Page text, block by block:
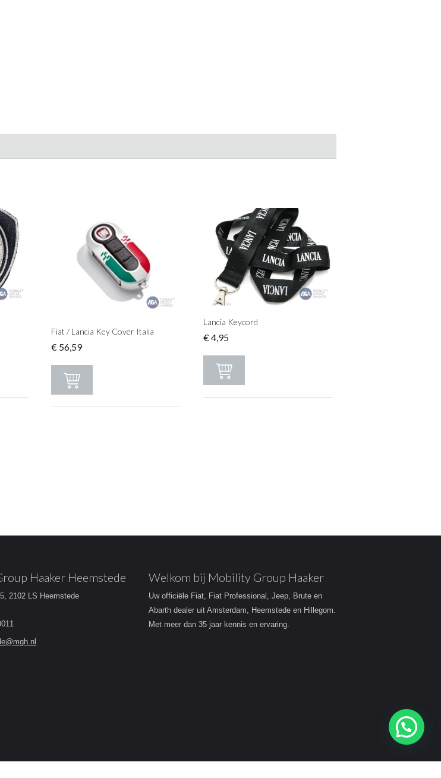
Fiat / Lancia Key Cover Italia
€56,59
Lancia Keycord
€4,95
Haaker Heemstede
2102 LS Heemstede
Welkom bij Mobility Group Haaker
Uw officiële Fiat, Fiat Professional, Jeep, Brute en
Abarth dealer uit Amsterdam, Heemstede en Hillegom.
Met meer dan 35 jaar kennis en ervaring.